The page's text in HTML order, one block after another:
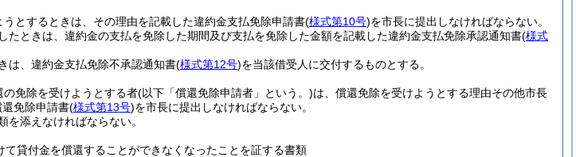
とするときは、その理由を記載した違約金支払免除申請書(様式第10号)を市長に提出しなければならない。
たときは、違約金の支払を免除した期間及び支払を免除した金額を記載した違約金支払免除承認通知書(様式
は、違約金支払免除不承認通知書(様式第12号)を当該借受人に交付するものとする。
免除を受けようとする者(以下「償還免除申請者」という。)は、償還免除を受けようとする理由その他市長
免除申請書(様式第13号)を市長に提出しなければならない。
を添えなければならない。
貸付金を償還することができなくなったことを証する書類